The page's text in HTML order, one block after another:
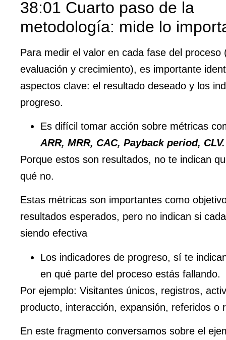
38:01 Cuarto paso de la
metodología: mide lo
Para medir el valor en cada fase del proceso
evaluación y crecimiento), es importante
aspectos clave: el resultado deseado y los
progreso.
Es difícil tomar acción sobre métricas
ARR, MRR, CAC, Payback period, CLV.
Porque estos son resultados, no te indican
qué no.
Estas métricas son importantes como
resultados esperados, pero no indican si
siendo efectiva
Los indicadores de progreso, sí te
en qué parte del proceso estás fallando.
Por ejemplo: Visitantes únicos, registros,
producto, interacción, expansión, referidos o
En este fragmento conversamos sobre el